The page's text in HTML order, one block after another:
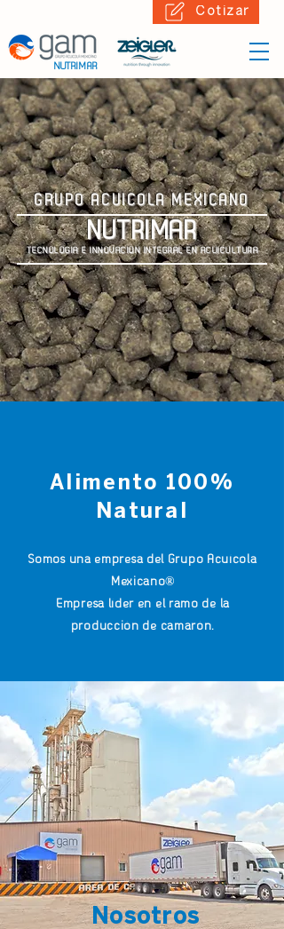
NUTRIMAR
Cotizar
GRUPO ACUÍCOLA MEXICANO
NUTRIMAR
TECNOLOGÍA E INNOVACIÓN INTEGRAL EN ACUÍCULTURA
Alimento 100%
Natural
Somos una empresa del Grupo Acuícola
Mexicano®
Empresa líder en el ramo de la
producción de camarón.
Nosotros